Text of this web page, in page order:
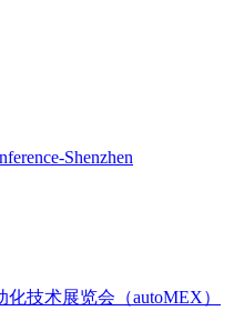
Shenzhen
技术展览会（autoMEX）